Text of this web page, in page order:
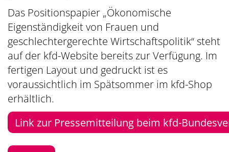
Das Positionspapier „Ökonomische
Eigenständigkeit von Frauen und
geschlechtergerechte Wirtschaftspolitik“ steht
auf der kfd-Website bereits zur Verfügung. Im
fertigen Layout und gedruckt ist es
voraussichtlich im Spätsommer im kfd-Shop
erhältlich.
Link zur Pressemitteilung beim kfd-